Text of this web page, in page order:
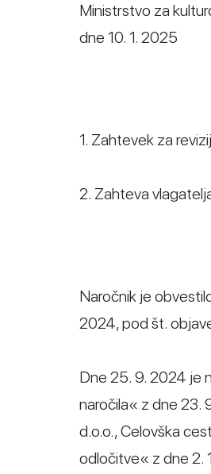
Ministrstvo za
dne 10. 1. 2025
1. Zahtevek za
2. Zahteva
Naročnik je
2024, pod št.
Dne 25. 9. 2024 je
naročila« z dne 23.
d.o.o., Celovška
odločitve« z dne 2.